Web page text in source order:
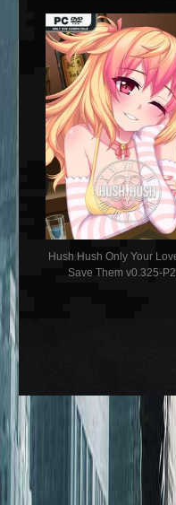
Hush Hush Only Your
Save Them v0.325-